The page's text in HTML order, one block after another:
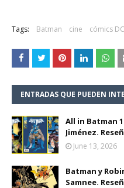
Tags: Batman cine cómics DC
ENTRADAS QUE PUEDEN
All in Batman
Jiménez.
June 13, 2026
Batman y
Samnee.